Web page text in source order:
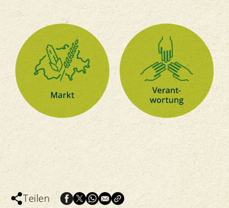
Teilen